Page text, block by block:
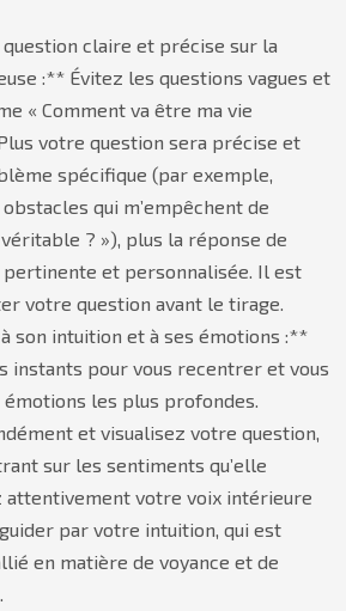
claire et précise sur la
:** Évitez les questions vagues et
« Comment va être ma vie
votre question sera précise et
spécifique (par exemple,
qui m’empêchent de
? »), plus la réponse de
pertinente et personnalisée. Il est
votre question avant le tirage.
son intuition et à ses émotions :**
instants pour vous recentrer et vous
les plus profondes.
et visualisez votre question,
sur les sentiments qu’elle
attentivement votre voix intérieure
par votre intuition, qui est
en matière de voyance et de